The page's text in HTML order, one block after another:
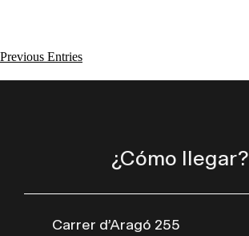
Previous Entries
¿Cómo llegar?
Carrer d’Aragó 255